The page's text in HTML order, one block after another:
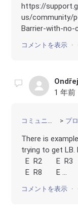
https://
us/community/
Barrier-with-no-
コメントを表示
1 年前
コミュニティ プロ
There is
trying to get
E R2 E
E R8 E ...
コメントを表示